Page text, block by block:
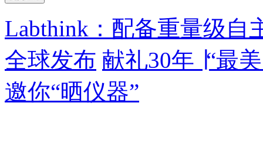
Labthink：配备重量级自
全球发布 献礼30年 ∣“最
邀你“晒仪器”